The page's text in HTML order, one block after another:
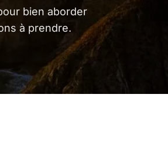
bien aborder
à prendre.